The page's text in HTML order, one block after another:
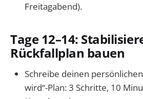
Freitagabend).
Tage 12–14:
Rückfallplan bauen
Schreibe deinen
wird“-Plan: 3 Schritte, 10